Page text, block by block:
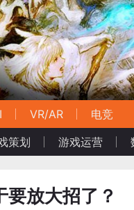
VR/AR
电竞
策划 游戏运营
放大招了？